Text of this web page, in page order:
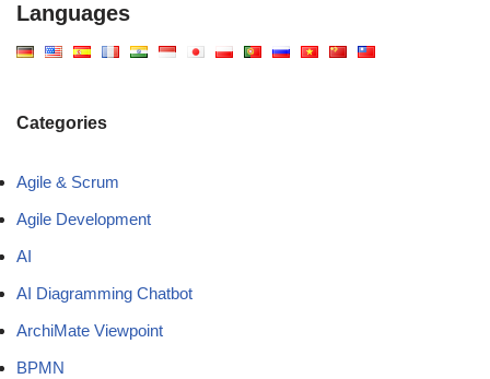
Languages
Categories
Agile & Scrum
Agile Development
AI
AI Diagramming Chatbot
ArchiMate Viewpoint
BPMN